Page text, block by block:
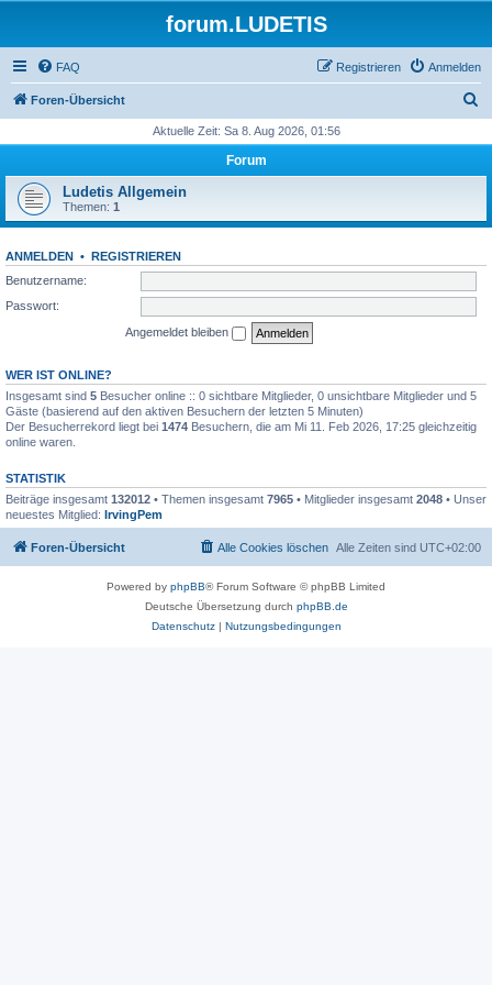
forum.LUDETIS
FAQ Anmelden
Registrieren
Foren-Übersicht
h
Aktuelle Zeit: Sa 8. Aug 2026, 01:56
Forum
Ludetis Allgemein
Themen: 1
ANMELDEN • REGISTRIEREN
Benutzername:
Passwort:
Angemeldet bleiben
WER IST ONLINE?
Insgesamt sind 5 Besucher online :: 0 sichtbare Mitglieder, 0 unsichtbare Mitglieder und 5
Gäste (basierend auf den aktiven Besuchern der letzten 5 Minuten)
Der Besucherrekord liegt bei 1474 Besuchern, die am Mi 11. Feb 2026, 17:25 gleichzeitig
online waren.
STATISTIK
Beiträge insgesamt 132012 • Themen insgesamt 7965 • Mitglieder insgesamt 2048 • Unser
neuestes Mitglied: IrvingPem
Foren-Übersicht Alle Zeiten sind UTC+02:00
Alle Cookies löschen
Powered by phpBB® Forum Software © phpBB Limited
Deutsche Übersetzung durch phpBB.de
Datenschutz| Nutzungsbedingungen